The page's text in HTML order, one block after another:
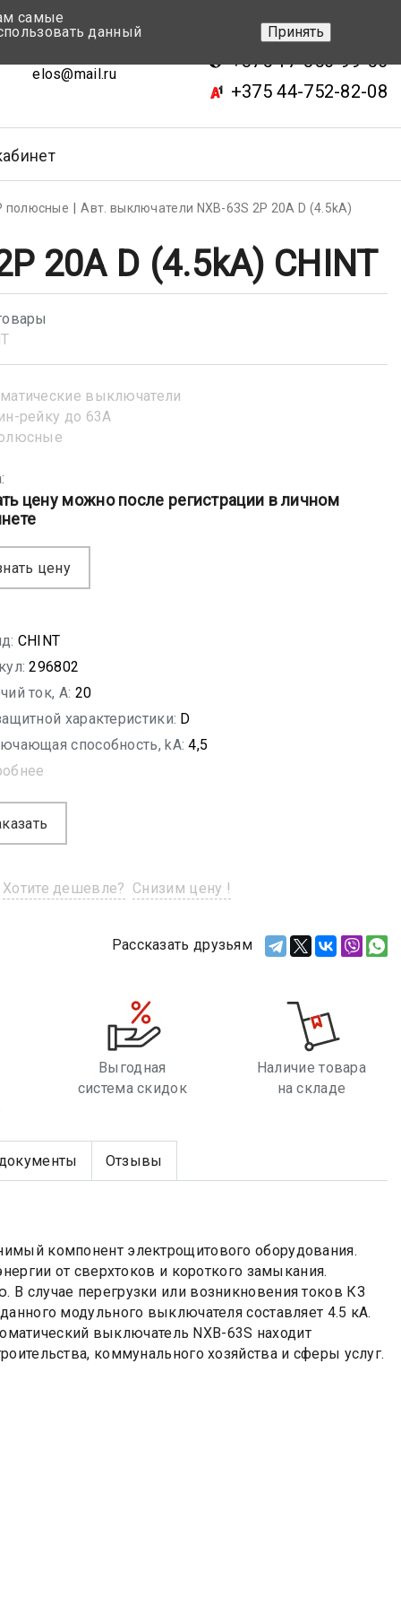
elos@mail.ru
+375 17-343-46-70
+375 17-350-99-56
+375 44-752-82-08
полюсные
Авт. выключатели NXB-63S 2P 20A D (4.5kA)
20A D (4.5kA) CHINT
выключатели
рейку до 63А
цену можно после регистрации в личном
цену
CHINT
296802
ток, A: 20
характеристики: D
способность, kA: 4,5
Хотите дешевле? Снизим цену !
Рассказать друзьям
Выгодная
система скидок
Наличие товара
на складе
Отзывы
компонент электрощитового оборудования.
от сверхтоков и короткого замыкания.
случае перегрузки или возникновения токов КЗ
модульного выключателя составляет 4.5 кА.
выключатель NXB-63S находит
коммунального хозяйства и сферы услуг.
самые
данный
Принять